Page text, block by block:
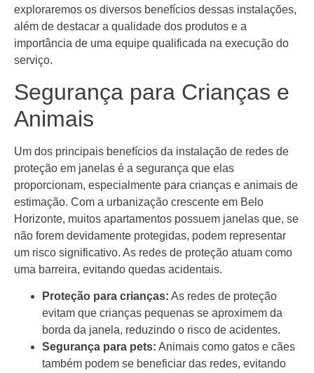
exploraremos os diversos benefícios dessas instalações,
além de destacar a qualidade dos produtos e a
importância de uma equipe qualificada na execução do
serviço.
Segurança para Crianças e
Animais
Um dos principais benefícios da instalação de redes de
proteção em janelas é a segurança que elas
proporcionam, especialmente para crianças e animais de
estimação. Com a urbanização crescente em Belo
Horizonte, muitos apartamentos possuem janelas que, se
não forem devidamente protegidas, podem representar
um risco significativo. As redes de proteção atuam como
uma barreira, evitando quedas acidentais.
Proteção para crianças: As redes de proteção
evitam que crianças pequenas se aproximem da
borda da janela, reduzindo o risco de acidentes.
Segurança para pets: Animais como gatos e cães
também podem se beneficiar das redes, evitando